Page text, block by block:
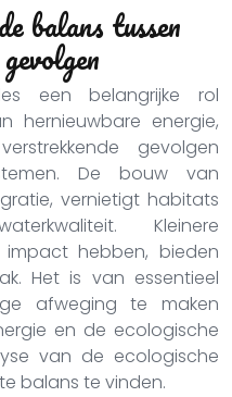
balans tussen
een belangrijke rol
hernieuwbare energie,
gevolgen
De bouw van
vernietigt habitats
Kleinere
hebben, bieden
Het is van essentieel
afweging te maken
en de ecologische
van de ecologische
balans te vinden.